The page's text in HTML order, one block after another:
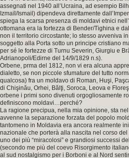
assegnati nel 1940 all’Ucraina, ad esempio
Izmaïl/Ismail) dipendeva direttamente
spiega la scarsa presenza di moldavi etnici
ottomana era la fortezza di Bender/Tighina e
non il territorio circostante; lo stesso avveniva
soggetto alla Porta sotto un principe cristiano
per sé le fortezze di Turnu Severin, Giurgiu e
Adrianopoli/Edirne del 14/9/1829 n.s).
Orbene, prma del 1812, non vi era alcuna
dialetto, se non piccole sfumature del tutto
qualcosa) fra un moldavo di Roman, Huşi,
di Chişinău, Orhei, Bălţi, Soroca, Leova e
orbene i primi sono divenuti orgogliosamente
definiscono moldavi…perché?
La ragione precipua, nella mia opinione, sta
avvenne la separazione forzata del popolo
tantomeno in Moldavia era ancora realmente
nazionale che porterà alla nascita nel corso
uno dei più “miracolosi” e grandiosi successi
(secondo me più del coevo Risorgimento
al sud nostalgismo per i Borboni e al Nord